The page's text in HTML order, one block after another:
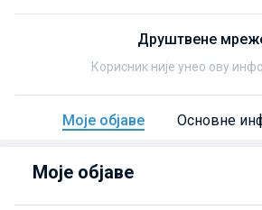
Друштвене
Корисник није унео ову
Моје објаве Основне
Моје објаве